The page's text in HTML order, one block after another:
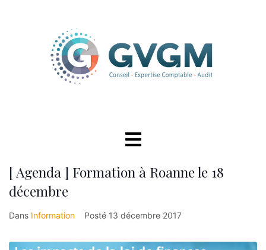
[ Agenda ] Formation à Roanne le 18
décembre
Dans Information Posté 13 décembre 2017